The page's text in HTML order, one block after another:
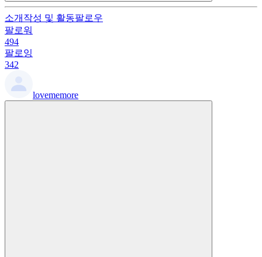
소개 작성 및 활동팔로우
팔로워
494
팔로잉
342
lovememore